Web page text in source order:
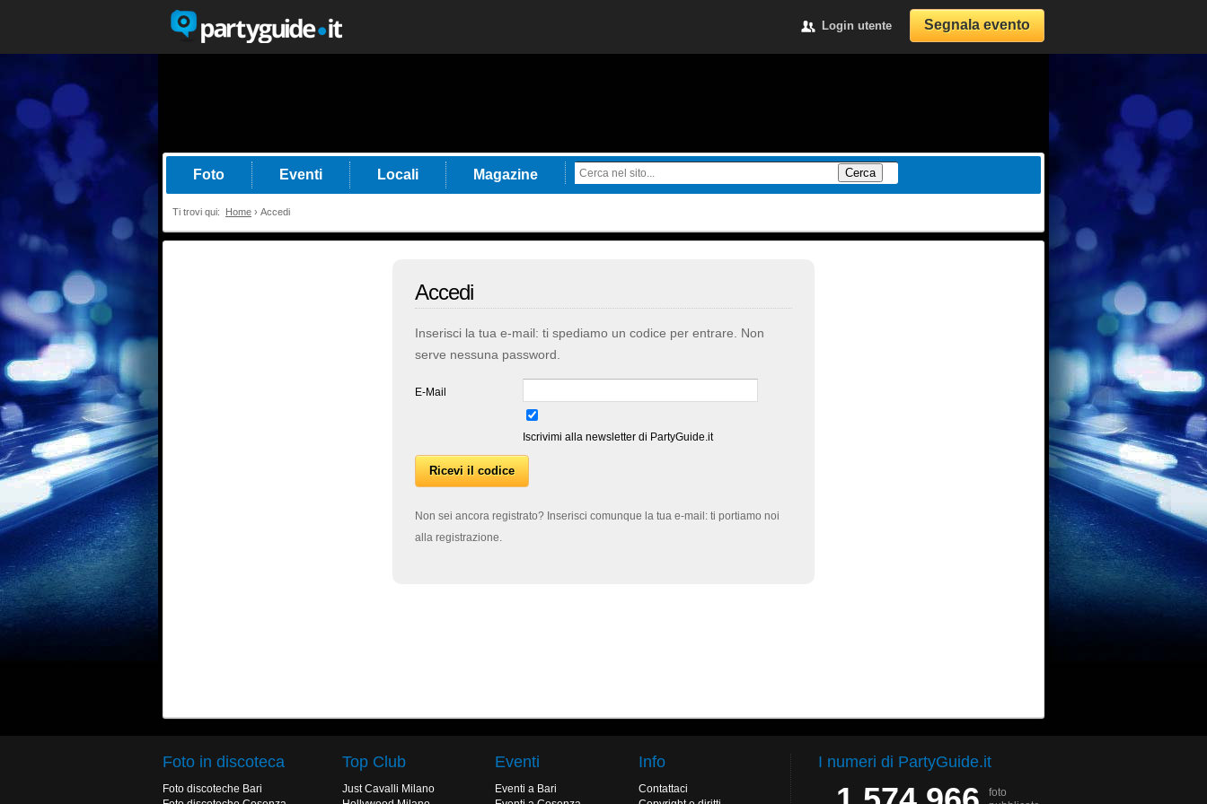
Segnala evento
Login utente
Foto Eventi Locali Magazine Cerca
Ti trovi qui: Home › Accedi
Accedi
Inserisci la tua e-mail: ti spediamo un codice per entrare. Non
serve nessuna password.
E-Mail
Iscrivimi alla newsletter di PartyGuide.it
Non sei ancora registrato? Inserisci comunque la tua e-mail: ti portiamo noi
alla registrazione.
Foto in discoteca
Foto discoteche Bari
Top Club
Just Cavalli Milano
Eventi
Eventi a Bari
Info
Contattaci
I numeri di PartyGuide.it
foto